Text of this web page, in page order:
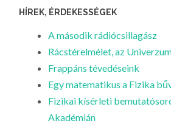
HÍREK, ÉRDEKESSÉGEK
A második rádiócsillagász
Rácstérelmélet, az
Frappáns tévedéseink
Egy matematikus a Fizika
Fizikai kísérleti
Akadémián